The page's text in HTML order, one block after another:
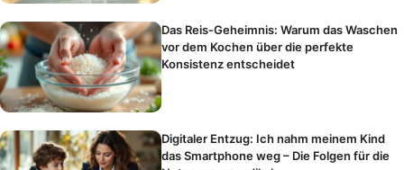
Das Reis-Geheimnis: Warum das Waschen
vor dem Kochen über die perfekte
Konsistenz entscheidet
Digitaler Entzug: Ich nahm meinem Kind
das Smartphone weg – Die Folgen für die